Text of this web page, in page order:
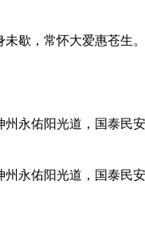
未歇，常怀大爱惠苍生。
永佑阳光道，国泰民
永佑阳光道，国泰民